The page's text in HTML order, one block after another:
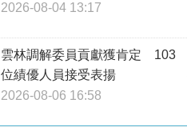
2026-08-04 13:17
雲林調解委員貢獻獲肯定 103
位績優人員接受表揚
2026-08-06 16:58